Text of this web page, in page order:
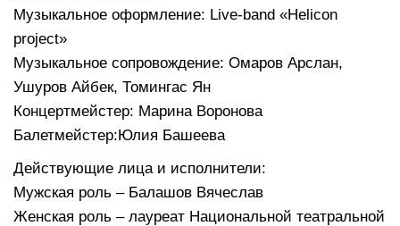
Музыкальное оформление: Live-band «Helicon
project»
Музыкальное сопровождение: Омаров Арслан,
Ушуров Айбек, Томингас Ян
Концертмейстер: Марина Воронова
Балетмейстер:Юлия Башеева
Действующие лица и исполнители:
Мужская роль – Балашов Вячеслав
Женская роль – лауреат Национальной театральной